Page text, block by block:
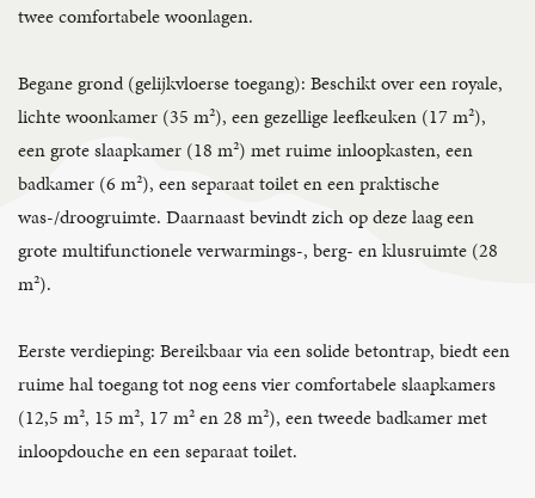
twee comfortabele woonlagen.
Begane grond (gelijkvloerse toegang): Beschikt over een royale,
lichte woonkamer (35 m²), een gezellige leefkeuken (17 m²),
een grote slaapkamer (18 m²) met ruime inloopkasten, een
badkamer (6 m²), een separaat toilet en een praktische
was-/droogruimte. Daarnaast bevindt zich op deze laag een
grote multifunctionele verwarmings-, berg- en klusruimte (28
m²).
Eerste verdieping: Bereikbaar via een solide betontrap, biedt een
ruime hal toegang tot nog eens vier comfortabele slaapkamers
(12,5 m², 15 m², 17 m² en 28 m²), een tweede badkamer met
inloopdouche en een separaat toilet.